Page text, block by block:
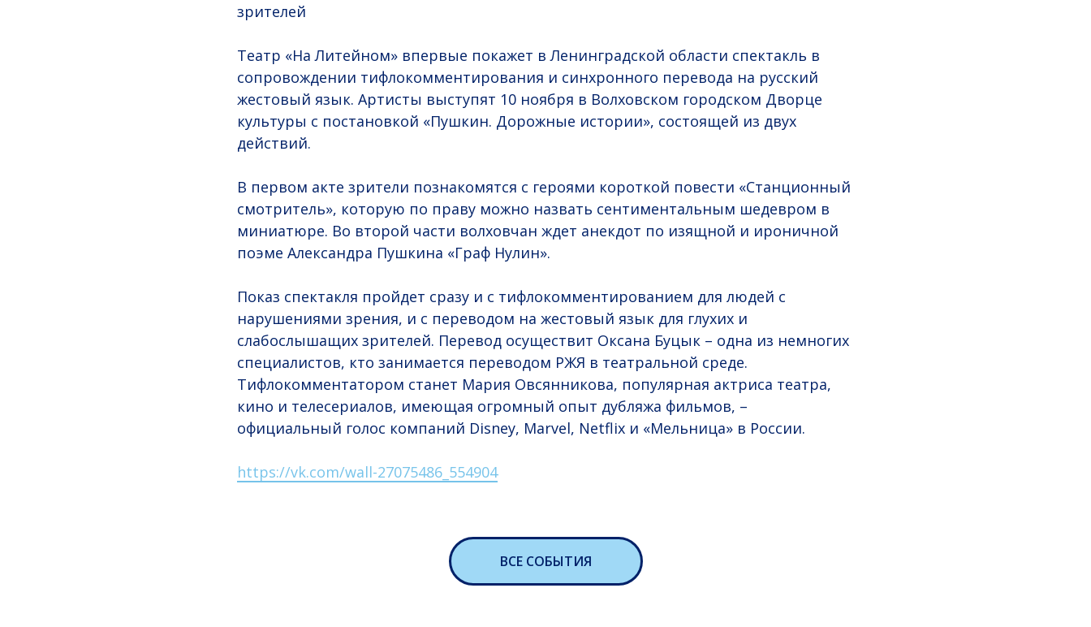
зрителей
Театр «На Литейном» впервые покажет в Ленинградской области спектакль в
сопровождении тифлокомментирования и синхронного перевода на русский
жестовый язык. Артисты выступят 10 ноября в Волховском городском Дворце
культуры с постановкой «Пушкин. Дорожные истории», состоящей из двух
действий.
В первом акте зрители познакомятся с героями короткой повести «Станционный
смотритель», которую по праву можно назвать сентиментальным шедевром в
миниатюре. Во второй части волховчан ждет анекдот по изящной и ироничной
поэме Александра Пушкина «Граф Нулин».
Показ спектакля пройдет сразу и с тифлокомментированием для людей с
нарушениями зрения, и с переводом на жестовый язык для глухих и
слабослышащих зрителей. Перевод осуществит Оксана Буцык – одна из немногих
специалистов, кто занимается переводом РЖЯ в театральной среде.
Тифлокомментатором станет Мария Овсянникова, популярная актриса театра,
кино и телесериалов, имеющая огромный опыт дубляжа фильмов, –
официальный голос компаний Disney, Marvel, Netflix и «Мельница» в России.
https://vk.com/wall-27075486_554904
ВСЕ СОБЫТИЯ